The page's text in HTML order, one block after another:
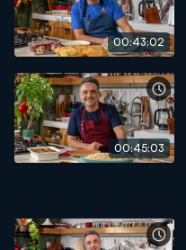
00:43:02
00:45:03